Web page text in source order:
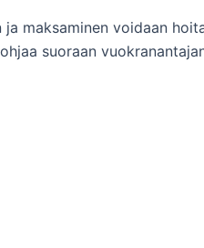
maksaminen voidaan
suoraan